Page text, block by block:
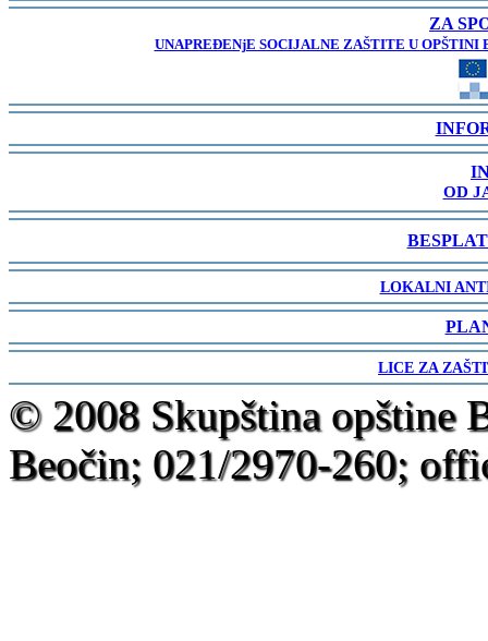
-
ZA
UNAPREĐENjE SOCIJALNE ZAŠTITE U OPŠTINI
-
-
OD
-
-
LOKALNI
-
-
LICE ZA
© 2008 Skupština opštine
Beočin; 021/2970-260;